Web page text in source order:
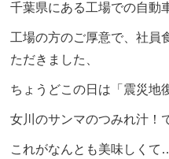
千葉県にある工場での自動
工場の方のご厚意で、社員
ただきました、
ちょうどこの日は「震災地
女川のサンマのつみれ汁！
これがなんとも美味しく